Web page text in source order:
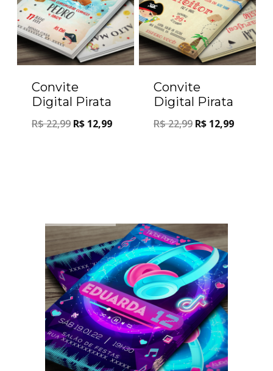
Convite
Digital Pirata
R$22,99 R$ 12,99
Convite
Digital Pirata
R$22,99 R$ 12,99